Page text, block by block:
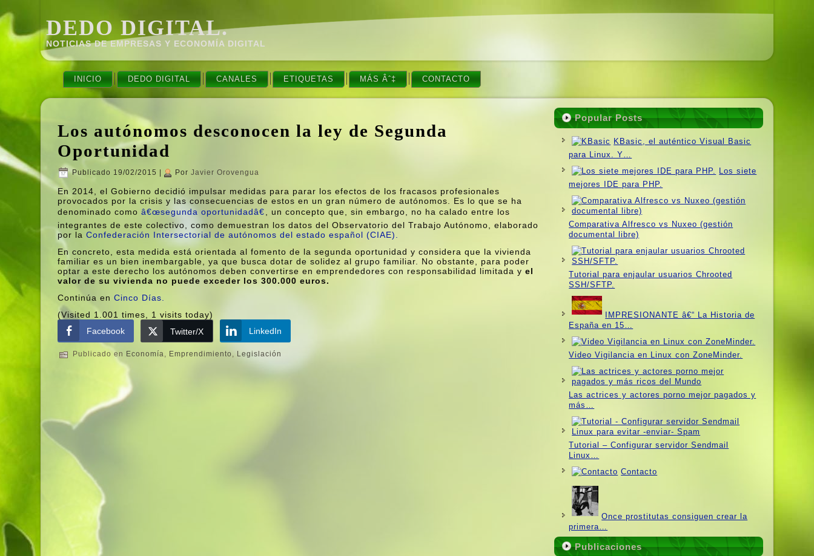
DEDO DIGITAL.
NOTICIAS DE EMPRESAS Y ECONOMÍ­A DIGITAL
INICIO DEDO DIGITAL CANALES ETIQUETAS MÁS Âˆ‡ CONTACTO
Los autónomos desconocen la ley de Segunda
Oportunidad
Publicado 19/02/2015 Por Javier Orovengua
En 2014, el Gobierno decidió impulsar medidas para parar los efectos de los fracasos profesionales
provocados por la crisis y las consecuencias de estos en un gran número de autónomos. Es lo que se ha
denominado comoâ€œsegunda oportunidadâ€
, un concepto que, sin embargo, no ha calado entre los
integrantes de este colectivo, como demuestran los datos del Observatorio del Trabajo Autónomo, elaborado
por laConfederación Intersectorial de autónomos del estado español (CIAE).
En concreto, esta medida está orientada al fomento de la segunda oportunidad y considera que la vivienda
familiar es un bien inembargable, ya que busca dotar de solidez al grupo familiar. No obstante, para poder
optar a este derecho los autónomos deben convertirse en emprendedores con responsabilidad limitada yel
valor de su vivienda no puede exceder los 300.000 euros.
Continúa enCinco Dí­as.
(Visited 1.001 times, 1 visits today)
Facebook
Twitter/X LinkedIn
Publicado en Economí­a, Emprendimiento, Legislación
Popular Posts
KBasic, el auténtico Visual Basic
para Linux. Y…
Los siete
mejores IDE para PHP.
Comparativa Alfresco vs Nuxeo (gestión
documental libre)
Tutorial para enjaular usuarios Chrooted
SSH/SFTP.
IMPRESIONANTE â€“ La Historia de
España en 15…
Video Vigilancia en Linux con ZoneMinder.
Las actrices y actores porno mejor pagados y
más…
Tutorial – Configurar servidor Sendmail
Linux…
Contacto
Once prostitutas consiguen crear la
primera…
Publicaciones